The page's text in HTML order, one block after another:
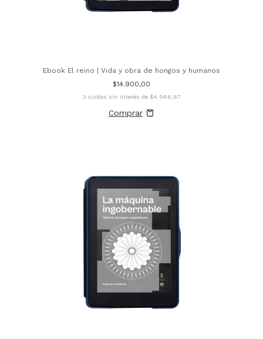
Ebook El reino | Vida y obra de hongos y humanos
$14.900,00
3 cuotas sin interés de $4.966,67